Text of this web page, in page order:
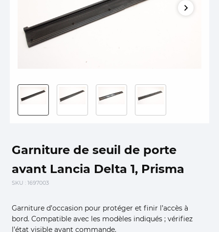
Garniture de seuil de porte
avant Lancia Delta 1, Prisma
SKU : 1697003
Garniture d’occasion pour protéger et finir l’accès à
bord. Compatible avec les modèles indiqués ; vérifiez
l’état visible avant commande.